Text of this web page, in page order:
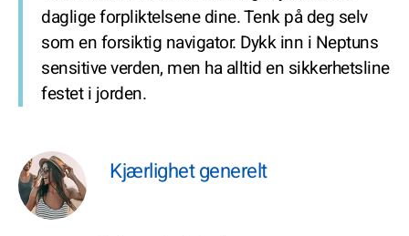
daglige forpliktelsene dine. Tenk på deg selv
som en forsiktig navigator. Dykk inn i Neptuns
sensitive verden, men ha alltid en sikkerhetsline
festet i jorden.
Kjærlighet generelt